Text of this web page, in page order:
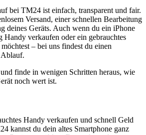
bei TM24 ist einfach, transparent und fair.
Versand, einer schnellen Bearbeitung
deines Geräts. Auch wenn du ein iPhone
Handy verkaufen oder ein gebrauchtes
– bei uns findest du einen
Ablauf.
finde in wenigen Schritten heraus, wie
noch wert ist.
Handy verkaufen und schnell Geld
kannst du dein altes Smartphone ganz